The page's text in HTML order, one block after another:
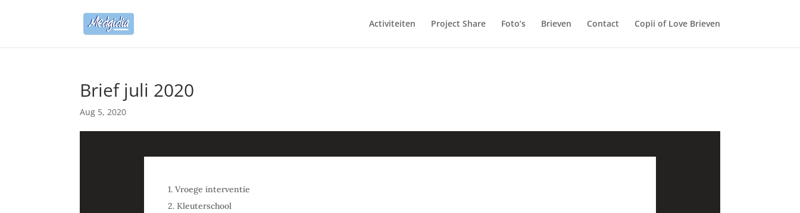
Activiteiten Project Share Foto’s Brieven Contact Copii of Love Brieven
Brief juli 2020
Aug 5, 2020
1. Vroege interventie
2. Kleuterschool